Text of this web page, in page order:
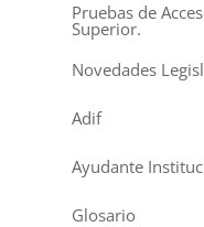
Pruebas de
Superior.
Novedades
Adif
Ayudante
Glosario